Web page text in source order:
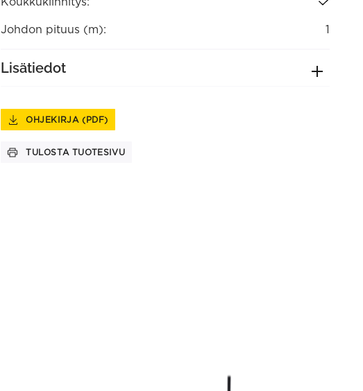
Johdon pituus (m): 1
Lisätiedot
OHJEKIRJA (PDF)
TULOSTA TUOTESIVU